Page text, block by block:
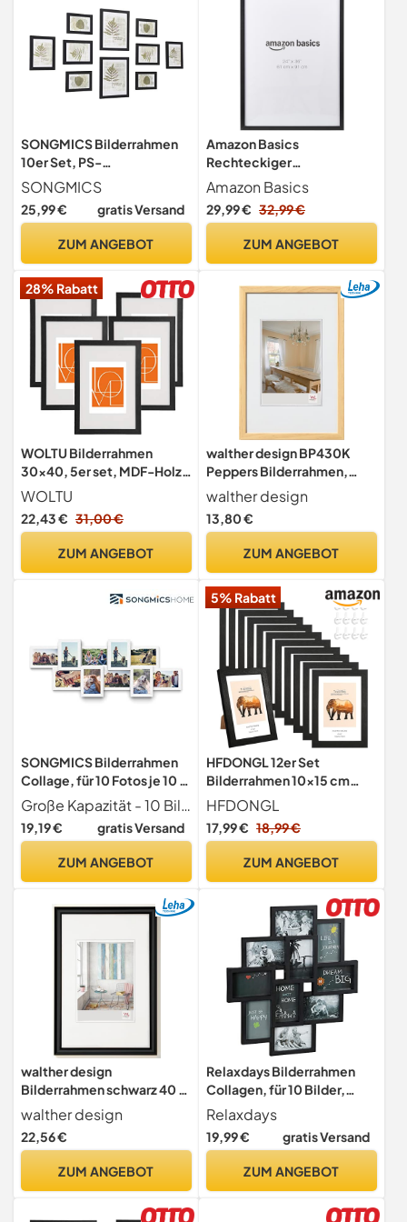
SONGMICS Bilderrahmen
10er Set, PS-
Kunststoffscheibe, MDF
SONGMICS
25,99 € gratis Versand
ZUM ANGEBOT
Amazon Basics
Rechteckiger
Poster-/Bilderrahmen aus
Holz, 61cm x 91cm, Schwarz
Amazon Basics
29,99 € 32,99 €
ZUM ANGEBOT
28% Rabatt
WOLTU Bilderrahmen
30x40, 5er set, MDF-Holz
Fotorahmen mit
Passepartout
WOLTU
22,43 € 31,00 €
ZUM ANGEBOT
walther design BP430K
Peppers Bilderrahmen,
Holz, 24 x 30 cm, kiefer
walther design
13,80 €
ZUM ANGEBOT
SONGMICS Bilderrahmen
Collage, für 10 Fotos je 10 x
15 cm, Fotorahmen aus
MDF-Platten, Montage
erforderlich, weiß, mit
Große Kapazität - 10 Bilder können gleichzeitig gezeigt werden, dieser Artikel ist geeignet, um Landschaftsfotos und menschliche Fotos anzuzeigen
19,19 € gratis Versand
ZUM ANGEBOT
5% Rabatt
HFDONGL 12er Set
Bilderrahmen 10x15 cm
Fotorahmen Schwarz
Holzbilderrahmen
Bilderrahmen Klein
Wandbehänge oder
HFDONGL
17,99 € 18,99 €
ZUM ANGEBOT
walther design
Bilderrahmen schwarz 40 x
60 cm Trendstyle
Kunststoffrahmen KP460B
walther design
22,56 €
ZUM ANGEBOT
Relaxdays Bilderrahmen
Collagen, für 10 Bilder,
Hoch-oder Querformat,
Wand Kunststoffrahmen, H
x B 55 x 50 cm, schwarz
Relaxdays
19,99 € gratis Versand
ZUM ANGEBOT